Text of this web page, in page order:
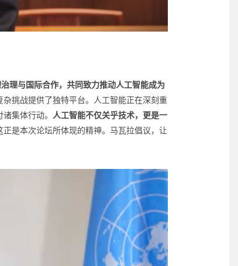
理与国际合作，共同致力推动人工智能成为
挑战提供了独特平台。人工智能正在深刻重
集体行动。 人工智能不仅关乎技术，更是一
是本次论坛所体现的精神。马瓦拉倡议，让